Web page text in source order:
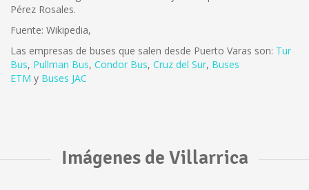
Pérez Rosales.
Fuente: Wikipedia,
Las empresas de buses que salen desde Puerto Varas son: Tur
Bus, Pullman Bus, Condor Bus, Cruz del Sur, Buses
ETM y Buses JAC
Imágenes de Villarrica